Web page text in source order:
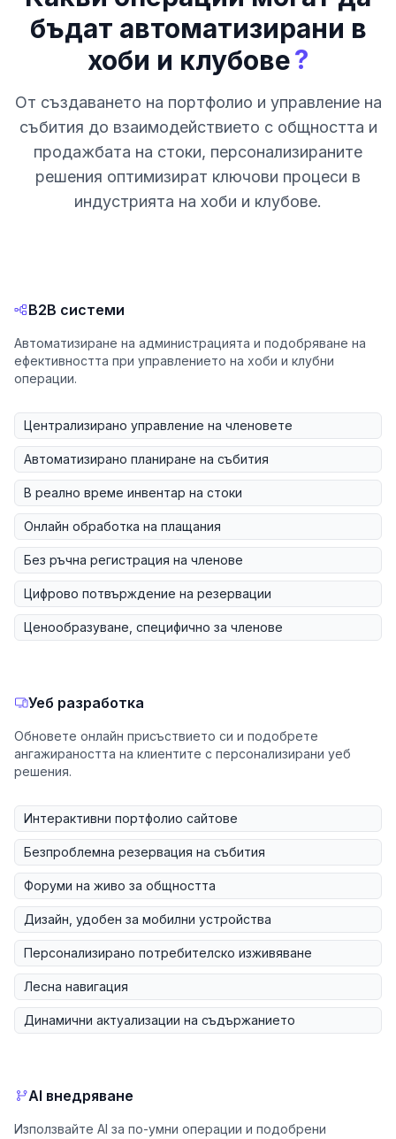
бъдат автоматизирани в
хоби и клубове?
От създаването на портфолио и управление на
събития до взаимодействието с общността и
продажбата на стоки, персонализираните
решения оптимизират ключови процеси в
индустрията на хоби и клубове.
B2B системи
Автоматизиране на администрацията и подобряване на
ефективността при управлението на хоби и клубни
операции.
Централизирано управление на членовете
Автоматизирано планиране на събития
В реално време инвентар на стоки
Онлайн обработка на плащания
Без ръчна регистрация на членове
Цифрово потвърждение на резервации
Ценообразуване, специфично за членове
Уеб разработка
Обновете онлайн присъствието си и подобрете
ангажираността на клиентите с персонализирани уеб
решения.
Интерактивни портфолио сайтове
Безпроблемна резервация на събития
Форуми на живо за общността
Дизайн, удобен за мобилни устройства
Персонализирано потребителско изживяване
Лесна навигация
Динамични актуализации на съдържанието
AI внедряване
Използвайте AI за по-умни операции и подобрени